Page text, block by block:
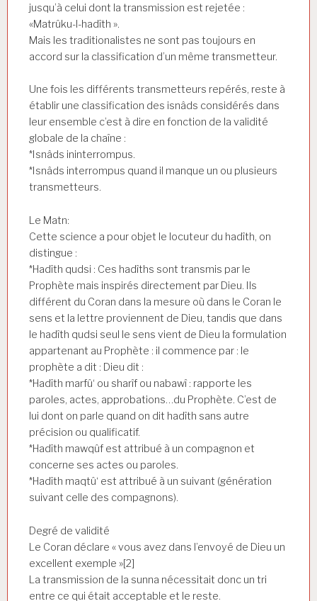
jusqu’à celui dont la transmission est rejetée :
«Matrûku-l-hadîth ».
Mais les traditionalistes ne sont pas toujours en
accord sur la classification d’un même transmetteur.
Une fois les différents transmetteurs repérés, reste à
établir une classification des isnâds considérés dans
leur ensemble c’est à dire en fonction de la validité
globale de la chaîne :
*Isnâds ininterrompus.
*Isnâds interrompus quand il manque un ou plusieurs
transmetteurs.
Le Matn:
Cette science a pour objet le locuteur du hadîth, on
distingue :
*Hadîth qudsi : Ces hadîths sont transmis par le
Prophète mais inspirés directement par Dieu. Ils
différent du Coran dans la mesure où dans le Coran le
sens et la lettre proviennent de Dieu, tandis que dans
le hadîth qudsi seul le sens vient de Dieu la formulation
appartenant au Prophète : il commence par : le
prophète a dit : Dieu dit :
*Hadîth marfû‘ ou sharîf ou nabawî : rapporte les
paroles, actes, approbations…du Prophète. C’est de
lui dont on parle quand on dit hadîth sans autre
précision ou qualificatif.
*Hadîth mawqûf est attribué à un compagnon et
concerne ses actes ou paroles.
*Hadîth maqtû‘ est attribué à un suivant (génération
suivant celle des compagnons).
Degré de validité
Le Coran déclare « vous avez dans l’envoyé de Dieu un
excellent exemple »[2]
La transmission de la sunna nécessitait donc un tri
entre ce qui était acceptable et le reste.